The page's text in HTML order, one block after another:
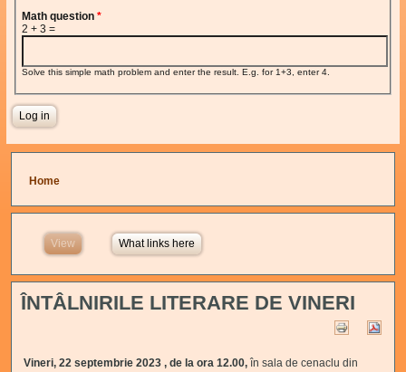
Math question*
2 + 3 =
Solve this simple math problem and enter the result. E.g. for 1+3, enter 4.
You are here
Home
View (active tab)What links here
ÎNTÂLNIRILE LITERARE DE VINERI
Vineri, 22 septembrie 2023 , de la ora 12.00,în sala de cenaclu din